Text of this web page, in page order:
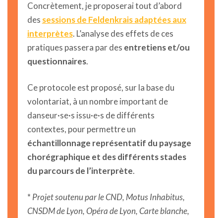
Concrètement, je proposerai tout d’abord
des sessions de Feldenkrais adaptées aux
interprètes. L’analyse des effets de ces
pratiques passera par des entretiens et/ou
questionnaires.
Ce protocole est proposé, sur la base du
volontariat, à un nombre important de
danseur·se·s issu·e·s de différents
contextes, pour permettre un
échantillonnage représentatif du paysage
chorégraphique et des différents stades
du parcours de l’interprète.
* Projet soutenu par le CND, Motus Inhabitus,
CNSDM de Lyon, Opéra de Lyon, Carte blanche,